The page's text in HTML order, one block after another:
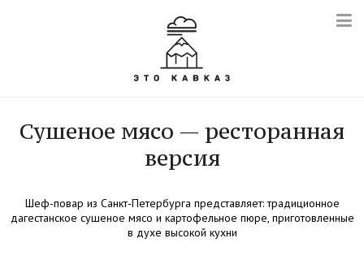
Сушеное мясо — ресторанная
версия
Шеф-повар из Санкт-Петербурга представляет: традиционное
дагестанское сушеное мясо и картофельное пюре, приготовленные
в духе высокой кухни